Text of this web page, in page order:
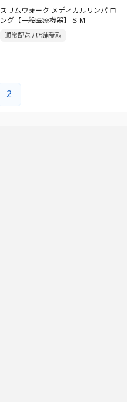
スリムウォーク メディカルリンパ ロ
ング【一般医療機器】 S-M
通常配送 / 店舗受取
2